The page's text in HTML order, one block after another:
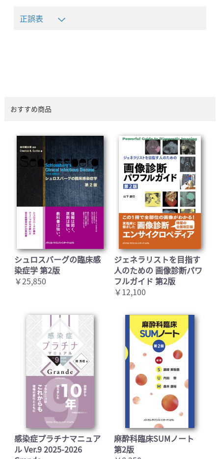
正誤表
おすすめ商品
シュロスバーグの臨床感
染症学 第2版
￥25,850
ジェネラリストを目指す
人のための 画像診断パワ
フルガイド 第2版
￥12,100
感染症プラチナマニュア
ル Ver.9 2025-2026
麻酔科臨床SUMノート
第2版